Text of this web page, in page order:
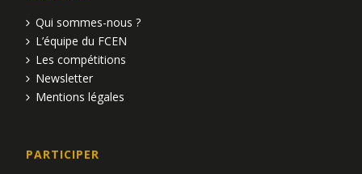
Qui sommes-nous ?
L’équipe du FCEN
Les compétitions
Newsletter
Mentions légales
PARTICIPER